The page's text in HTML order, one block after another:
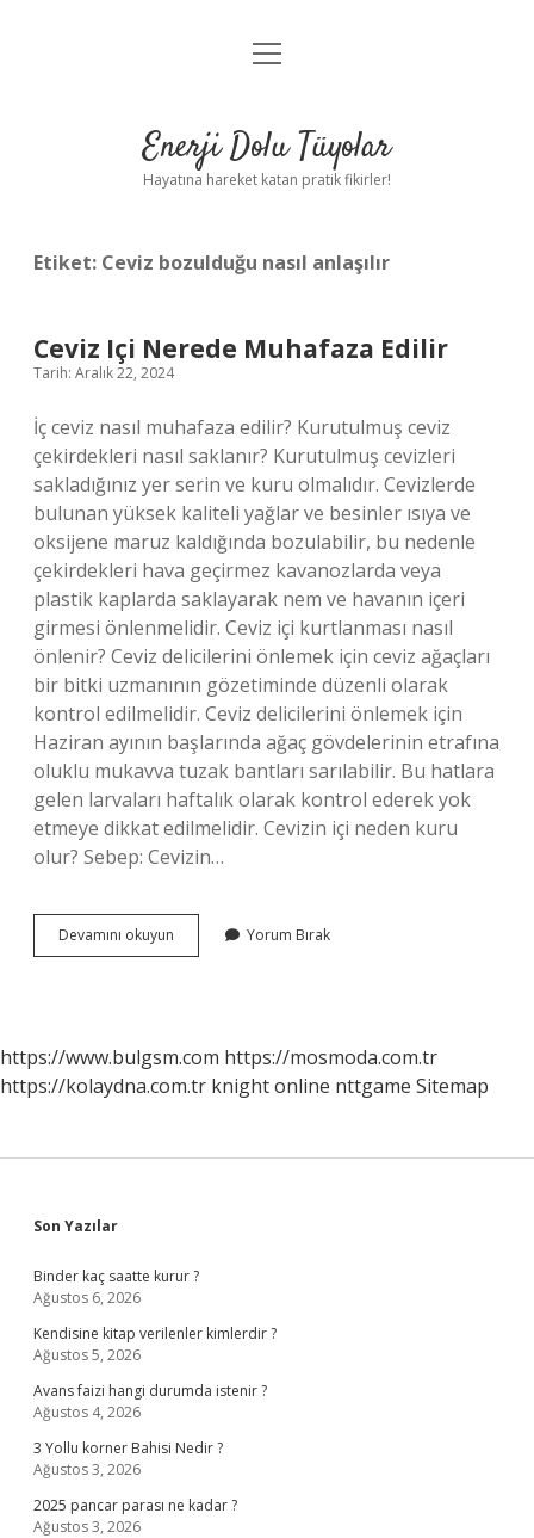
Anasayfa
Yasal Uyarı
menüyü
Enerji Dolu Tüyolar
Hayatına hareket katan pratik fikirler!
Etiket: Ceviz bozulduğu nasıl anlaşılır
Ceviz Içi Nerede Muhafaza Edilir
Tarih: Aralık 22, 2024
İç ceviz nasıl muhafaza edilir? Kurutulmuş ceviz
çekirdekleri nasıl saklanır? Kurutulmuş cevizleri
sakladığınız yer serin ve kuru olmalıdır. Cevizlerde
bulunan yüksek kaliteli yağlar ve besinler ısıya ve
oksijene maruz kaldığında bozulabilir, bu nedenle
çekirdekleri hava geçirmez kavanozlarda veya
plastik kaplarda saklayarak nem ve havanın içeri
girmesi önlenmelidir. Ceviz içi kurtlanması nasıl
önlenir? Ceviz delicilerini önlemek için ceviz ağaçları
bir bitki uzmanının gözetiminde düzenli olarak
kontrol edilmelidir. Ceviz delicilerini önlemek için
Haziran ayının başlarında ağaç gövdelerinin etrafına
oluklu mukavva tuzak bantları sarılabilir. Bu hatlara
gelen larvaları haftalık olarak kontrol ederek yok
etmeye dikkat edilmelidir. Cevizin içi neden kuru
olur? Sebep: Cevizin…
Devamını okuyun
Içi
Yorum Bırak
https://www.bulgsm.com https://mosmoda.com.tr
https://kolaydna.com.tr knight online nttgame Sitemap
Sidebar
Son Yazılar
Binder kaç saatte kurur ?
Ağustos 6, 2026
Kendisine kitap verilenler kimlerdir ?
Ağustos 5, 2026
Avans faizi hangi durumda istenir ?
Ağustos 4, 2026
3 Yollu korner Bahisi Nedir ?
Ağustos 3, 2026
2025 pancar parası ne kadar ?
Ağustos 3, 2026